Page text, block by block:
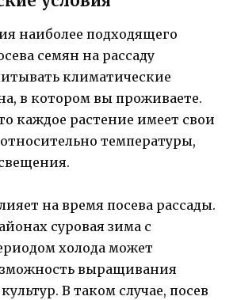
наиболее подходящего
семян на рассаду
климатические
в котором вы проживаете.
каждое растение имеет свои
температуры,
на время посева рассады.
суровая зима с
холода может
выращивания
В таком случае, посев